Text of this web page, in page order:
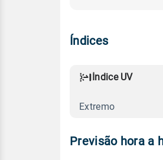
Índices
Índice UV
Extremo
Previsão hora a